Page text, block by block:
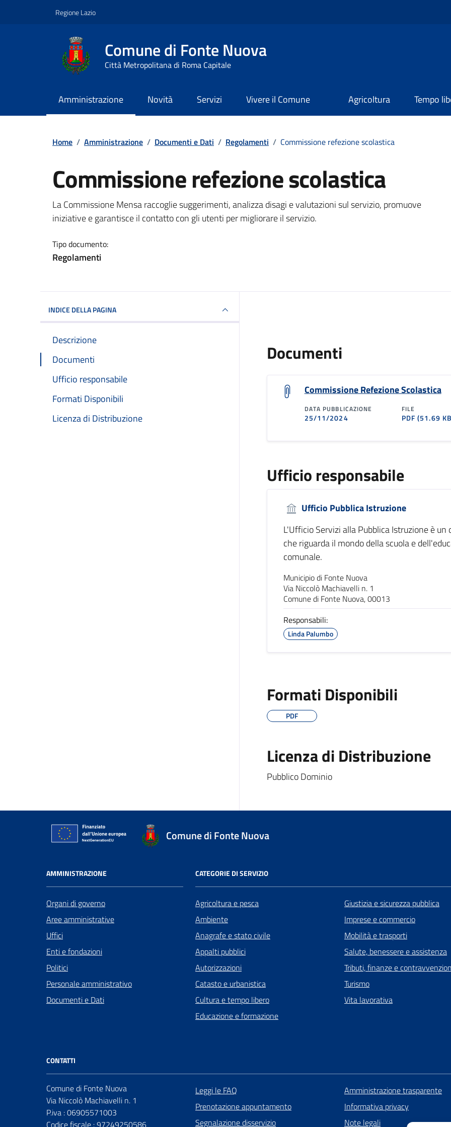
Regione Lazio
Comune di Fonte Nuova
Città Metropolitana di Roma Capitale
Amministrazione Novità Servizi Vivere il Comune Agricoltura Tempo
Home / Amministrazione / Documenti e Dati / Regolamenti / Commissione refezione scolastica
Commissione refezione scolastica
Dettagli del documento
La Commissione Mensa raccoglie suggerimenti, analizza disagi e valutazioni sul servizio, promuove
iniziative e garantisce il contatto con gli utenti per migliorare il servizio.
Tipo documento:
Regolamenti
INDICE DELLA PAGINA
Descrizione
Documenti
Ufficio responsabile
Formati Disponibili
Licenza di Distribuzione
Documenti
Commissione Refezione Scolastica
DATA PUBBLICAZIONE
25/11/2024
FILE
PDF(51.69
Ufficio responsabile
Ufficio Pubblica Istruzione
L'Ufficio Servizi alla Pubblica Istruzione è
che riguarda il mondo della scuola e
comunale.
Municipio di Fonte Nuova
Via Niccolò Machiavelli n. 1
Comune di Fonte Nuova, 00013
Responsabili:
Linda Palumbo
Formati Disponibili
PDF
Licenza di Distribuzione
Pubblico Dominio
Comune di Fonte Nuova
AMMINISTRAZIONE
Organi di governo
Aree amministrative
Uffici
Enti e fondazioni
Politici
Personale amministrativo
Documenti e Dati
CATEGORIE DI SERVIZIO
Agricoltura e pesca
Ambiente
Anagrafe e stato civile
Appalti pubblici
Autorizzazioni
Catasto e urbanistica
Cultura e tempo libero
Educazione e formazione
Giustizia e sicurezza pubblica
Imprese e commercio
Mobilità e trasporti
Salute, benessere e assistenza
Tributi, finanze e
Turismo
Vita lavorativa
CONTATTI
Comune di Fonte Nuova
Via Niccolò Machiavelli n. 1
P.iva : 06905571003
Leggi le FAQ
Prenotazione appuntamento
Segnalazione disservizio
Amministrazione trasparente
Informativa privacy
Note legali